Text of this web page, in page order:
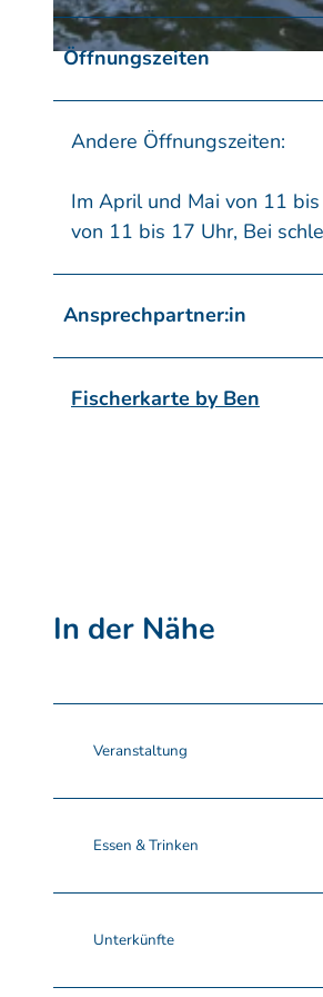
© Laura Beister
Öffnungszeiten
Andere Öffnungszeiten:
Im April und Mai von 11
von 11 bis 17 Uhr, Bei
Ansprechpartner:in
Fischerkarte by Ben
In der Nähe
Veranstaltung
Essen & Trinken
Unterkünfte